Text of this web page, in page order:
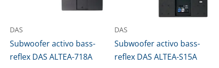
DAS
Subwoofer activo bass-
reflex DAS ALTEA-718A
DAS
Subwoofer activo bass-
reflex DAS ALTEA-S15A